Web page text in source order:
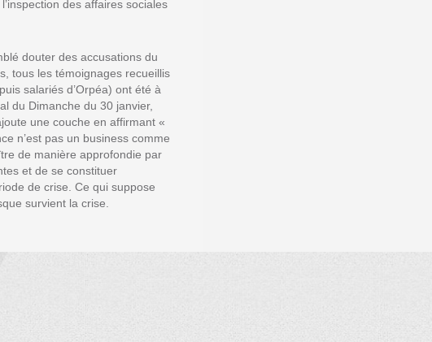
des affaires sociales
douter des accusations du
tous les témoignages recueillis
salariés d’Orpéa) ont été à
du Dimanche du 30 janvier,
une couche en affirmant «
n’est pas un business comme
de manière approfondie par
et de se constituer
de crise. Ce qui suppose
survient la crise.